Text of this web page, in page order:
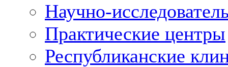
Научно-
Практические центры
Республиканские